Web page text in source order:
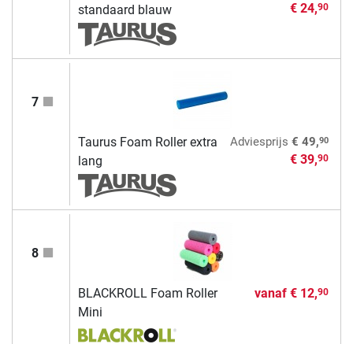
standaard blauw
€ 24,90
7
Taurus Foam Roller extra
lang
Adviesprijs € 49,90
€ 39,90
8
BLACKROLL Foam Roller
Mini
vanaf € 12,90